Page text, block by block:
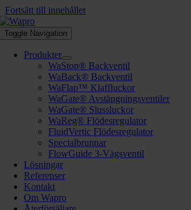
Fortsätt till innehållet
Toggle Navigation
Produkter
WaStop® Backventil
WaBack® Backventil
WaFlap™ Klaffluckor
WaGate® Avstängningsventiler
WaGate® Slussluckor
WaReg® Flödesregulator
FluidVertic Flödesregulator
Specialbrunnar
FlowGuide 3-Vägsventil
Lösningar
Referenser
Kontakt
Om Wapro